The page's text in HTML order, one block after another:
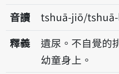
音讀
tshuā-jiō/
釋義
遺尿。不自覺的
幼童身上。